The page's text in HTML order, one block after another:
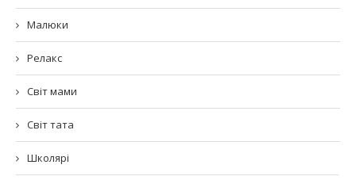
Малюки
Релакс
Світ мами
Світ тата
Школярі